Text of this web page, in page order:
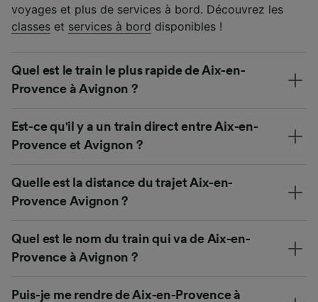
voyages et plus de services à bord. Découvrez les
classes et services à bord disponibles !
Quel est le train le plus rapide de Aix-en-
Provence à Avignon ?
Est-ce qu'il y a un train direct entre Aix-en-
Provence et Avignon ?
Quelle est la distance du trajet Aix-en-
Provence Avignon ?
Quel est le nom du train qui va de Aix-en-
Provence à Avignon ?
Puis-je me rendre de Aix-en-Provence à